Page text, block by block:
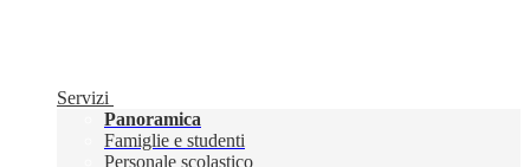
Servizi
Panoramica
Famiglie e studenti
Personale scolastico